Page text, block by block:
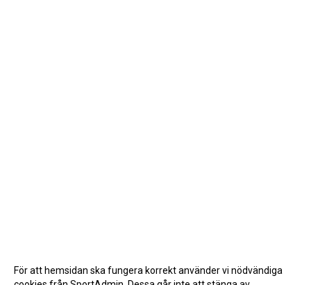
För att hemsidan ska fungera korrekt använder vi nödvändiga